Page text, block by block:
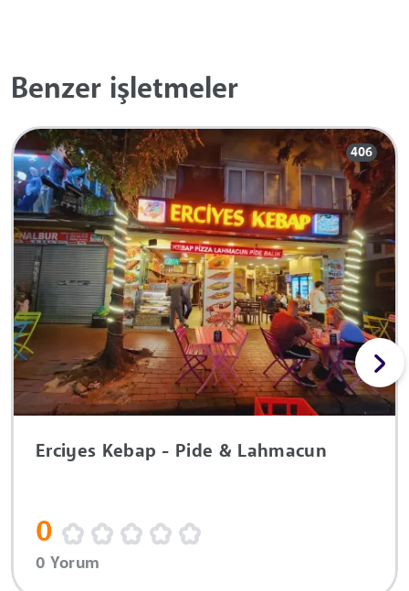
Benzer işletmeler
406
Erciyes Kebap - Pide & Lahmacun
0
0 Yorum